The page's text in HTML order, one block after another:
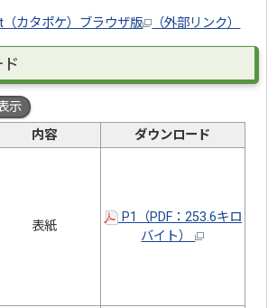
カタポケ）ブラウザ版 （外部リンク）
示
内容 ダウンロード
表紙
P1（PDF：253.6キロ
バイト）